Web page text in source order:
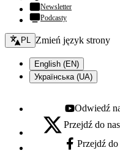
Newsletter
Podcasty
Zmień język - bieżący:
PL Zmień język strony
English (EN)
Українська (UA)
Youtube - otwiera
Odwiedź
X - otwiera się w nowej
Przejdź do
Facebook -
Przejdź